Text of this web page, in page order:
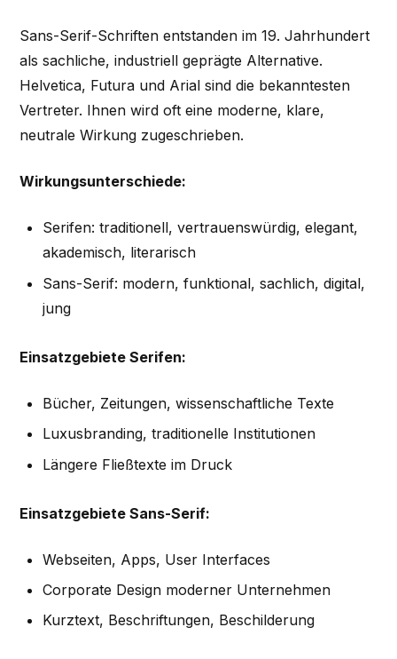
Sans-Serif-Schriften entstanden im 19. Jahrhundert
als sachliche, industriell geprägte Alternative.
Helvetica, Futura und Arial sind die bekanntesten
Vertreter. Ihnen wird oft eine moderne, klare,
neutrale Wirkung zugeschrieben.
Wirkungsunterschiede:
Serifen: traditionell, vertrauenswürdig, elegant,
akademisch, literarisch
Sans-Serif: modern, funktional, sachlich, digital,
jung
Einsatzgebiete Serifen:
Bücher, Zeitungen, wissenschaftliche Texte
Luxusbranding, traditionelle Institutionen
Längere Fließtexte im Druck
Einsatzgebiete Sans-Serif:
Webseiten, Apps, User Interfaces
Corporate Design moderner Unternehmen
Kurztext, Beschriftungen, Beschilderung